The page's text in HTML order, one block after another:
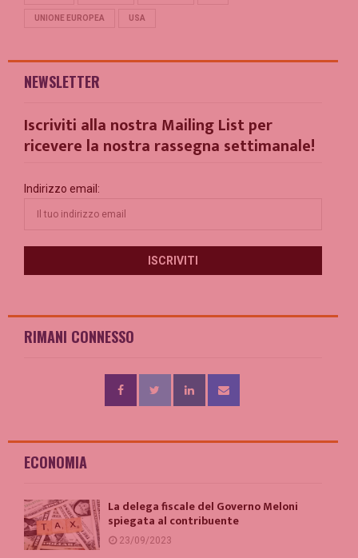
UNIONE EUROPEA USA
NEWSLETTER
Iscriviti alla nostra Mailing List per
ricevere la nostra rassegna settimanale!
Indirizzo email:
RIMANI CONNESSO
ECONOMIA
La delega fiscale del Governo Meloni
spiegata al contribuente
23/09/2023